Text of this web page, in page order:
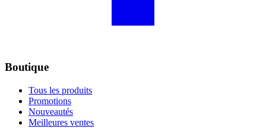
Boutique
Tous les produits
Promotions
Nouveautés
Meilleures ventes